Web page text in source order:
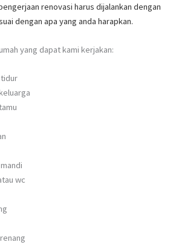
renovasi harus dijalankan dengan
dengan apa yang anda harapkan.
yang dapat kami kerjakan:
wc